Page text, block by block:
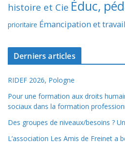
histoire et Cie Éduc,
prioritaire Émancipation et
Derniers articles
RIDEF 2026, Pologne
Pour une formation aux droits
sociaux dans la formation
Des groupes de niveaux/besoins ?
L’association Les Amis de Freinet a